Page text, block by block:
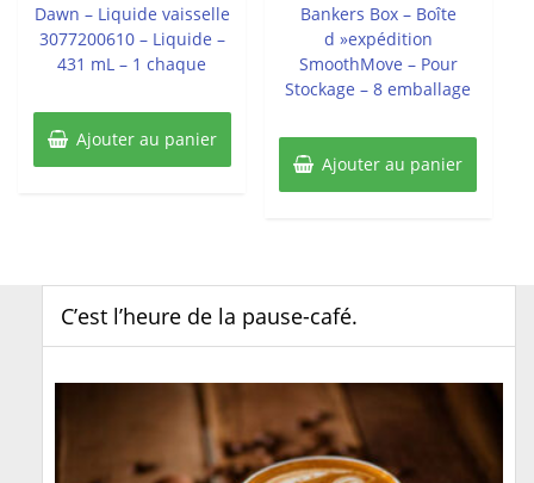
Dawn – Liquide vaisselle
3077200610 – Liquide –
431 mL – 1 chaque
Ajouter au panier
Bankers Box – Boîte
d »expédition
SmoothMove – Pour
Stockage – 8 emballage
Ajouter au panier
C’est l’heure de la pause-café.